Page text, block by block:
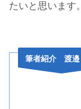
たいと思います。
筆者紹介 渡邉